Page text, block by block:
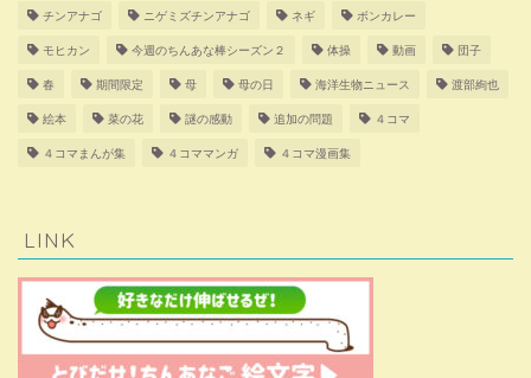
チンアナゴ ニゲミズチンアナゴ ネギ ボンカレー
モヒカン 今週のちんあな棒シーズン２ 体操 動画 団子
春 期間限定 母 母の日 海洋生物ニュース 渡部絢也
絵本 菜の花 謎の感動 追加の問題 ４コマ
４コマまんが集 ４コママンガ ４コマ漫画集
LINK